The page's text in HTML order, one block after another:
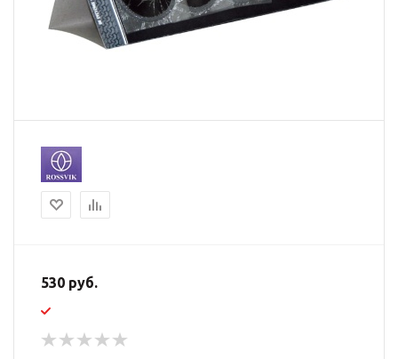
530 руб.